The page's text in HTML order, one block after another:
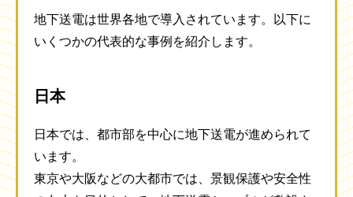
地下送電は世界各地で導入されています。以下に
いくつかの代表的な事例を紹介します。
日本
日本では、都市部を中心に地下送電が進められて
います。
東京や大阪などの大都市では、景観保護や安全性